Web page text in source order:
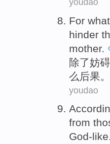
For what
hinder
mother.
除了妨碍
么 后果。
youdao
from
God-like.